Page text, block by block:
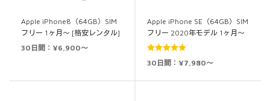
Apple iPhone8（64GB）SIM
フリー 1ヶ月～ [格安レンタル]
30日間：¥6,900～
Apple iPhone SE（64GB）SIM
フリー 2020年モデル 1ヶ月～
5段階中 5.00
30日間：¥7,980～